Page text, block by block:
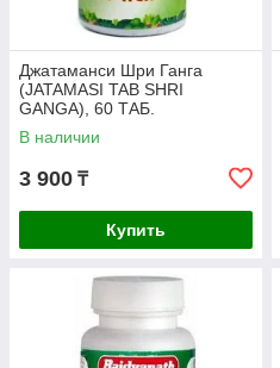
Джатаманси Шри Ганга
(JATAMASI TAB SHRI
GANGA), 60 ТАБ.
В наличии
3 900 ₸
Купить